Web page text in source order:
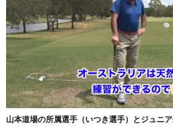
山本道場の所属選手（いつき選手）とジュニ